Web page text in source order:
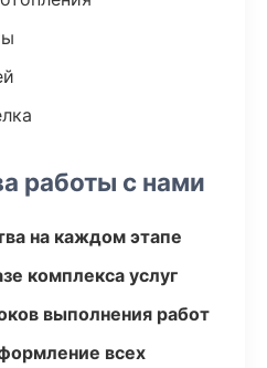
работы с нами
на каждом этапе
комплекса услуг
выполнения работ
всех